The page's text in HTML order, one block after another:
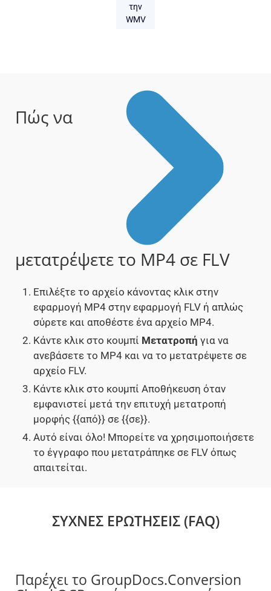
την
WMV
Πώς να
μετατρέψετε το MP4 σε FLV
Επιλέξτε το αρχείο κάνοντας κλικ στην
εφαρμογή MP4 στην εφαρμογή FLV ή απλώς
σύρετε και αποθέστε ένα αρχείο MP4.
Κάντε κλικ στο κουμπί Μετατροπή για να
ανεβάσετε το MP4 και να το μετατρέψετε σε
αρχείο FLV.
Κάντε κλικ στο κουμπί Αποθήκευση όταν
εμφανιστεί μετά την επιτυχή μετατροπή
μορφής {{από}} σε {{σε}}.
Αυτό είναι όλο! Μπορείτε να χρησιμοποιήσετε
το έγγραφο που μετατράπηκε σε FLV όπως
απαιτείται.
ΣΥΧΝΈΣ ΕΡΩΤΉΣΕΙΣ (FAQ)
Παρέχει το GroupDocs.Conversion